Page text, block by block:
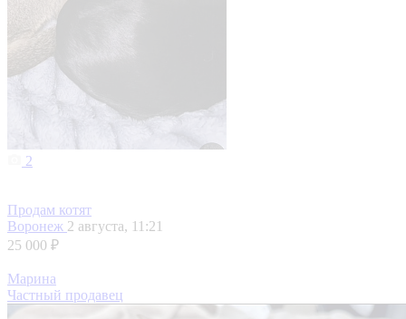
2
Продам котят
Воронеж 2 августа, 11:21
25 000 ₽
Марина
Частный продавец